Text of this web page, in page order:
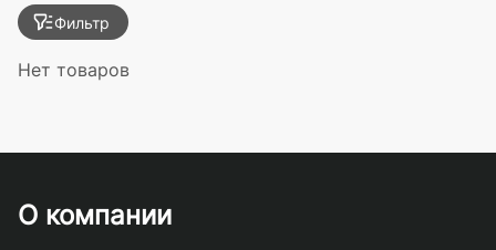
Фильтр
Нет товаров
О компании